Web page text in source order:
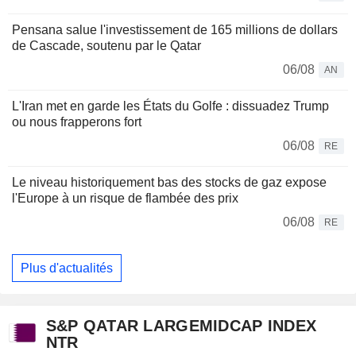
Pensana salue l'investissement de 165 millions de dollars
de Cascade, soutenu par le Qatar
06/08
AN
L'Iran met en garde les États du Golfe : dissuadez Trump
ou nous frapperons fort
06/08
RE
Le niveau historiquement bas des stocks de gaz expose
l'Europe à un risque de flambée des prix
06/08
RE
Plus d'actualités
S&P QATAR LARGEMIDCAP INDEX
NTR